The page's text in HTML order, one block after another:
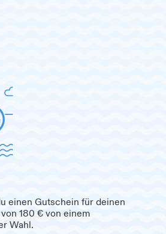
einen Gutschein für deinen
180 € von einem
Wahl.